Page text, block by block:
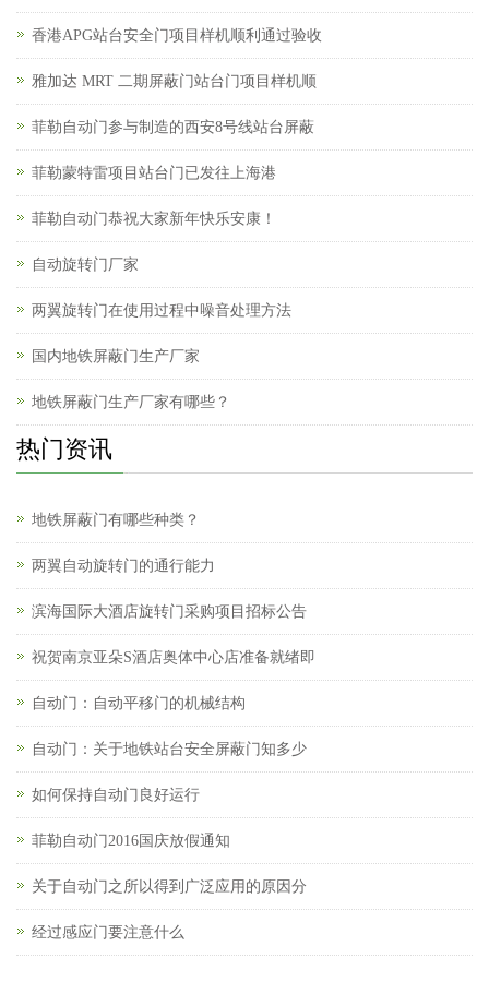
香港APG站台安全门项目样机顺利通过验收
雅加达 MRT 二期屏蔽门站台门项目样机顺
菲勒自动门参与制造的西安8号线站台屏蔽
菲勒蒙特雷项目站台门已发往上海港
菲勒自动门恭祝大家新年快乐安康！
自动旋转门厂家
两翼旋转门在使用过程中噪音处理方法
国内地铁屏蔽门生产厂家
地铁屏蔽门生产厂家有哪些？
热门资讯
地铁屏蔽门有哪些种类？
两翼自动旋转门的通行能力
滨海国际大酒店旋转门采购项目招标公告
祝贺南京亚朵S酒店奥体中心店准备就绪即
自动门：自动平移门的机械结构
自动门：关于地铁站台安全屏蔽门知多少
如何保持自动门良好运行
菲勒自动门2016国庆放假通知
关于自动门之所以得到广泛应用的原因分
经过感应门要注意什么